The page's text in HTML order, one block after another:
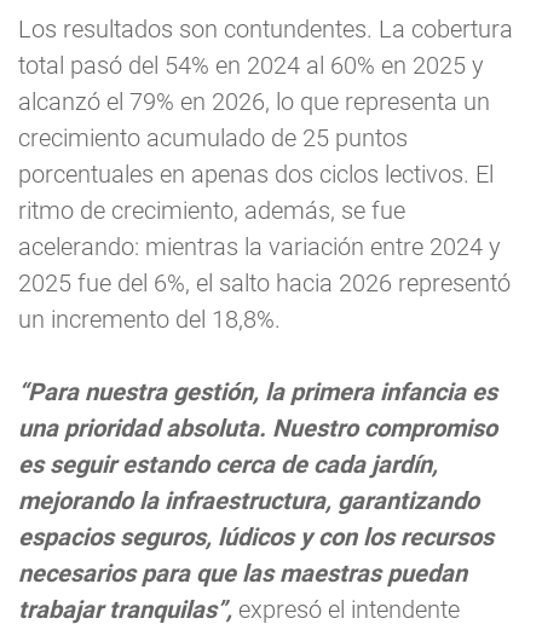
Los resultados son contundentes. La cobertura
total pasó del 54% en 2024 al 60% en 2025 y
alcanzó el 79% en 2026, lo que representa un
crecimiento acumulado de 25 puntos
porcentuales en apenas dos ciclos lectivos. El
ritmo de crecimiento, además, se fue
acelerando: mientras la variación entre 2024 y
2025 fue del 6%, el salto hacia 2026 representó
un incremento del 18,8%.
“Para nuestra gestión, la primera infancia es
una prioridad absoluta. Nuestro compromiso
es seguir estando cerca de cada jardín,
mejorando la infraestructura, garantizando
espacios seguros, lúdicos y con los recursos
necesarios para que las maestras puedan
trabajar tranquilas”, expresó el intendente